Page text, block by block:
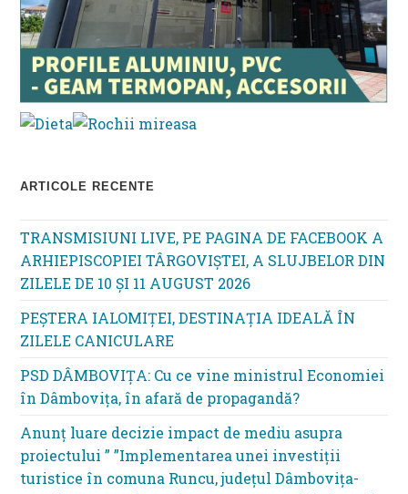
ARTICOLE RECENTE
TRANSMISIUNI LIVE, PE PAGINA DE FACEBOOK A
ARHIEPISCOPIEI TÂRGOVIȘTEI, A SLUJBELOR DIN
ZILELE DE 10 ȘI 11 AUGUST 2026
PEȘTERA IALOMIȚEI, DESTINAȚIA IDEALĂ ÎN
ZILELE CANICULARE
PSD DÂMBOVIȚA: Cu ce vine ministrul Economiei
în Dâmbovița, în afară de propagandă?
Anunț luare decizie impact de mediu asupra
proiectului ” ”Implementarea unei investiții
turistice în comuna Runcu, județul Dâmbovița-